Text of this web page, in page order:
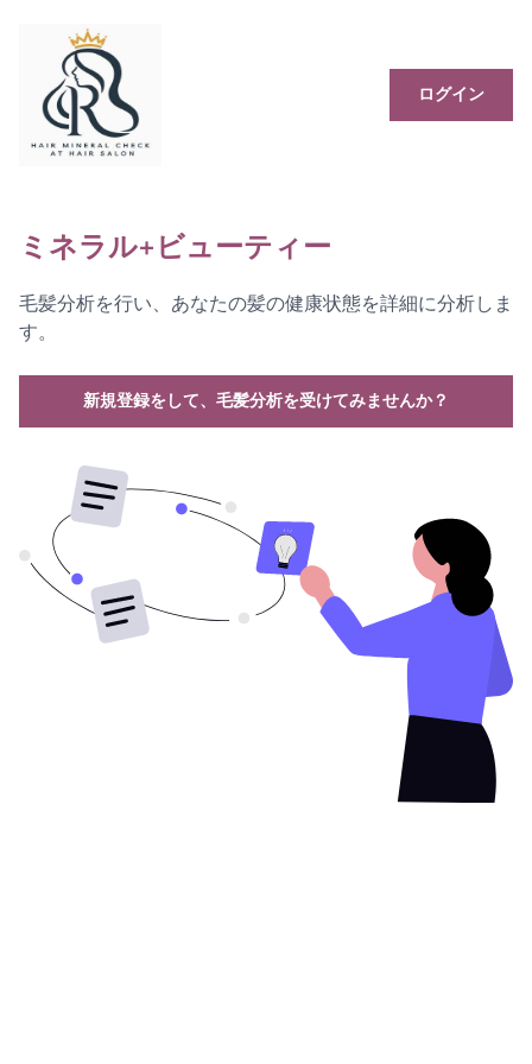
ログイン
ミネラル+ビューティー
毛髪分析を行い、あなたの髪の健康状態を詳細に分析しま
す。
新規登録をして、毛髪分析を受けてみませんか？